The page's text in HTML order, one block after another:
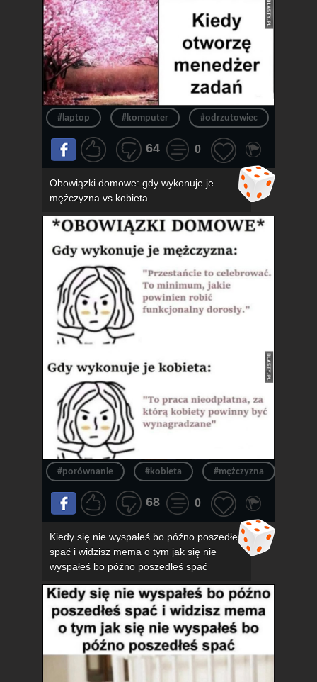
#laptop #komputer #odrzutowiec
64 0
Obowiązki domowe: gdy wykonuje je
mężczyzna vs kobieta
#porównanie #kobieta #mężczyzna
68 0
Kiedy się nie wyspałeś bo późno poszedłeś
spać i widzisz mema o tym jak się nie
wyspałeś bo późno poszedłeś spać